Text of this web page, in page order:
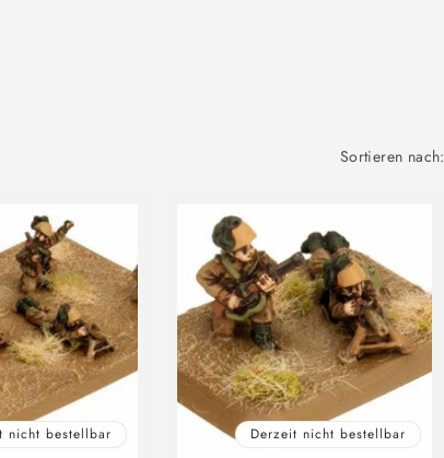
Sortieren nach:
nicht bestellbar Derzeit nicht bestellbar